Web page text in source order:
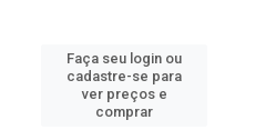
Faça seu login ou
cadastre-se para
ver preços e
comprar